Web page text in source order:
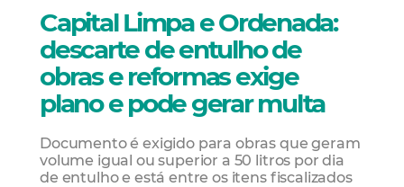
Capital Limpa e Ordenada:
descarte de entulho de
obras e reformas exige
plano e pode gerar multa
Documento é exigido para obras que geram
volume igual ou superior a 50 litros por dia
de entulho e está entre os itens fiscalizados